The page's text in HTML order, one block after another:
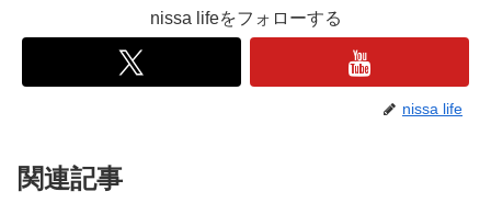
nissa lifeをフォローする
nissa life
関連記事